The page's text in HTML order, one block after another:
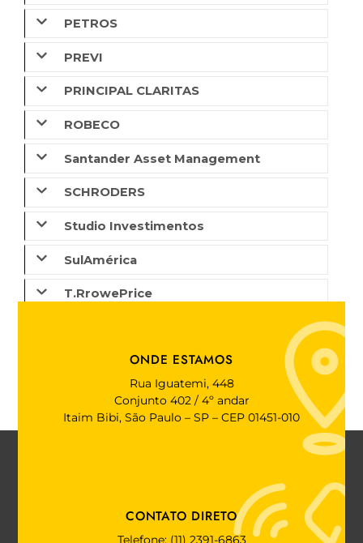
PETROS
PREVI
PRINCIPAL CLARITAS
ROBECO
Santander Asset Management
SCHRODERS
Studio Investimentos
SulAmérica
T.RrowePrice
ONDE ESTAMOS
Rua Iguatemi, 448
Conjunto 402 / 4º andar
Itaim Bibi, São Paulo – SP – CEP 01451-010
CONTATO DIRETO
Telefone: (11) 2391-6863